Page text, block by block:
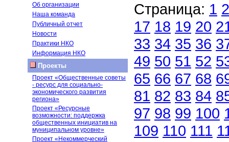
Об организации
Наша команда
Публичный отчет
Новости
Практики НКО
Информация НКО
Проекты
Проект «Общественные советы
- ресурс для социально-
экономического развития
региона»
Проект «Ресурсные
возможности: поддержка
общественных инициатив на
муниципальном уровне»
Проект «Некоммерческий
Страница: 1 2
17 18 19 20
33 34 35 36
49 50 51 52
65 66 67 68
81 82 83 84
97 98 99 100
109 110 111